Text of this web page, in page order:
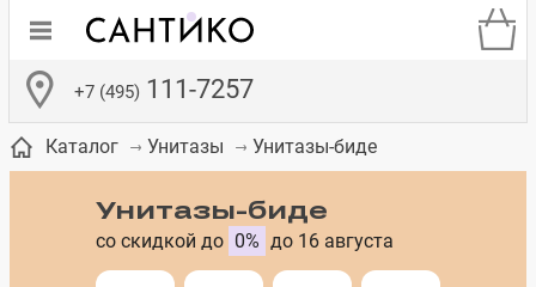
+7 (495) 111-7257
Каталог Унитазы Унитазы-биде
Унитазы-биде
со скидкой до 0% до 16 августа